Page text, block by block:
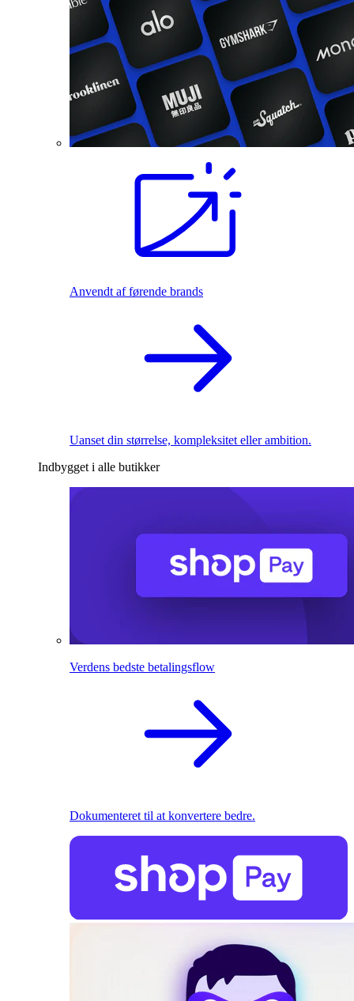
Anvendt af førende brands
Uanset din størrelse, kompleksitet eller ambition.
Indbygget i alle butikker
Verdens bedste betalingsflow
Dokumenteret til at konvertere bedre.